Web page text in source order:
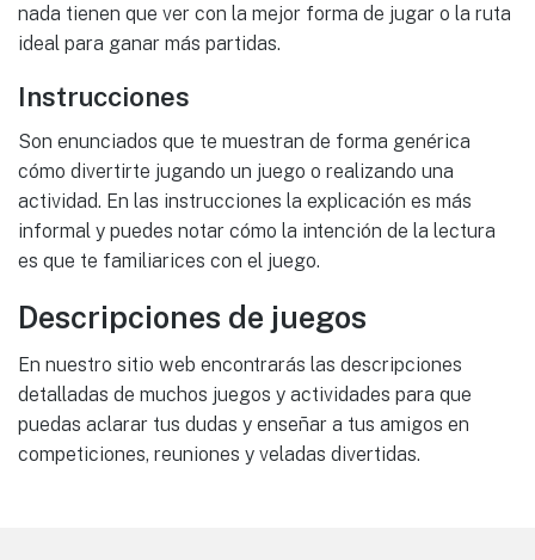
nada tienen que ver con la mejor forma de jugar o la ruta
ideal para ganar más partidas.
Instrucciones
Son enunciados que te muestran de forma genérica
cómo divertirte jugando un juego o realizando una
actividad. En las instrucciones la explicación es más
informal y puedes notar cómo la intención de la lectura
es que te familiarices con el juego.
Descripciones de juegos
En nuestro sitio web encontrarás las descripciones
detalladas de muchos juegos y actividades para que
puedas aclarar tus dudas y enseñar a tus amigos en
competiciones, reuniones y veladas divertidas.